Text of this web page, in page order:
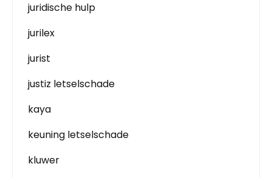
juridische hulp
jurilex
jurist
justiz letselschade
kaya
keuning letselschade
kluwer